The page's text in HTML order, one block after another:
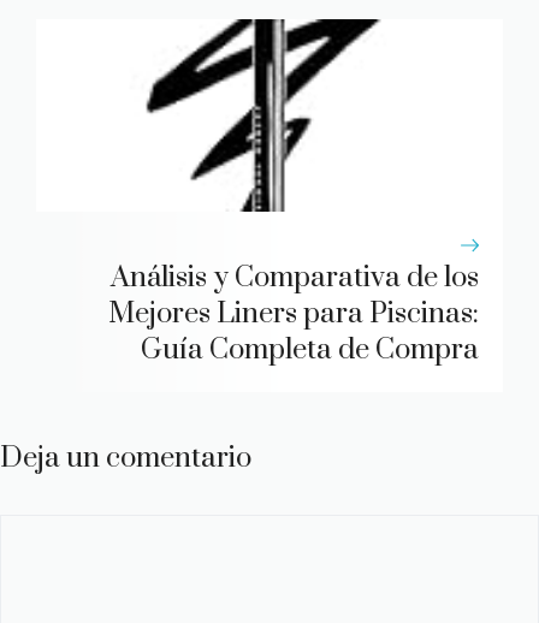
Análisis y Comparativa de los
Mejores Liners para Piscinas:
Guía Completa de Compra
Deja un comentario